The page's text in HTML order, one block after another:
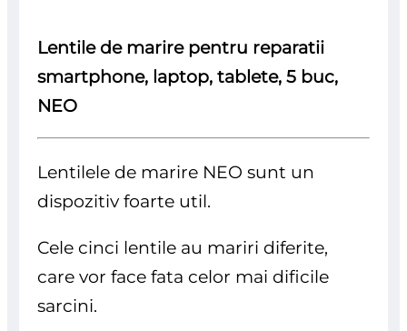
Lentile de marire pentru reparatii
smartphone, laptop, tablete, 5 buc,
NEO
Lentilele de marire NEO sunt un
dispozitiv foarte util.
Cele cinci lentile au mariri diferite,
care vor face fata celor mai dificile
sarcini.